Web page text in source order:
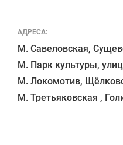
АДРЕСА:
М. Савеловская,
М. Парк культуры,
М. Локомотив,